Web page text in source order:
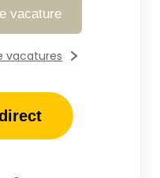
vacature
vacatures